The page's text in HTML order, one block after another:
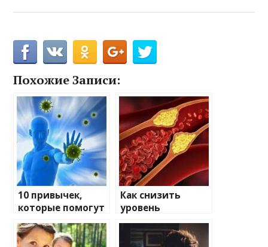
Похожие Записи:
10 привычек,
которые помогут
укрепить
иммунитет
Как снизить
уровень
холестерина без
лекарств